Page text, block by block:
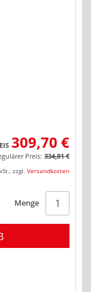
309,70 €
Preis: 334,81 €
, zzgl. Versandkosten
Menge